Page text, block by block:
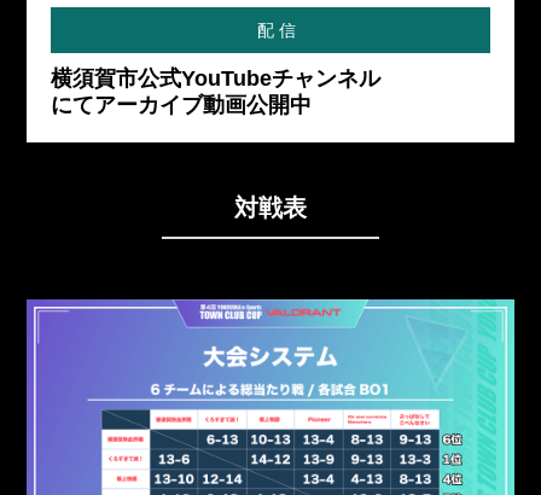
配 信
横須賀市公式YouTubeチャンネル
にてアーカイブ動画公開中
対戦表